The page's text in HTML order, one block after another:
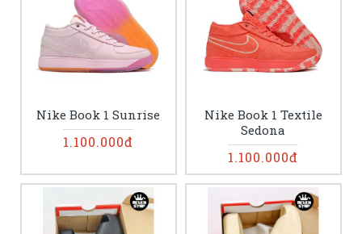
Nike Book 1 Sunrise
1.100.000đ
Nike Book 1 Textile
Sedona
1.100.000đ